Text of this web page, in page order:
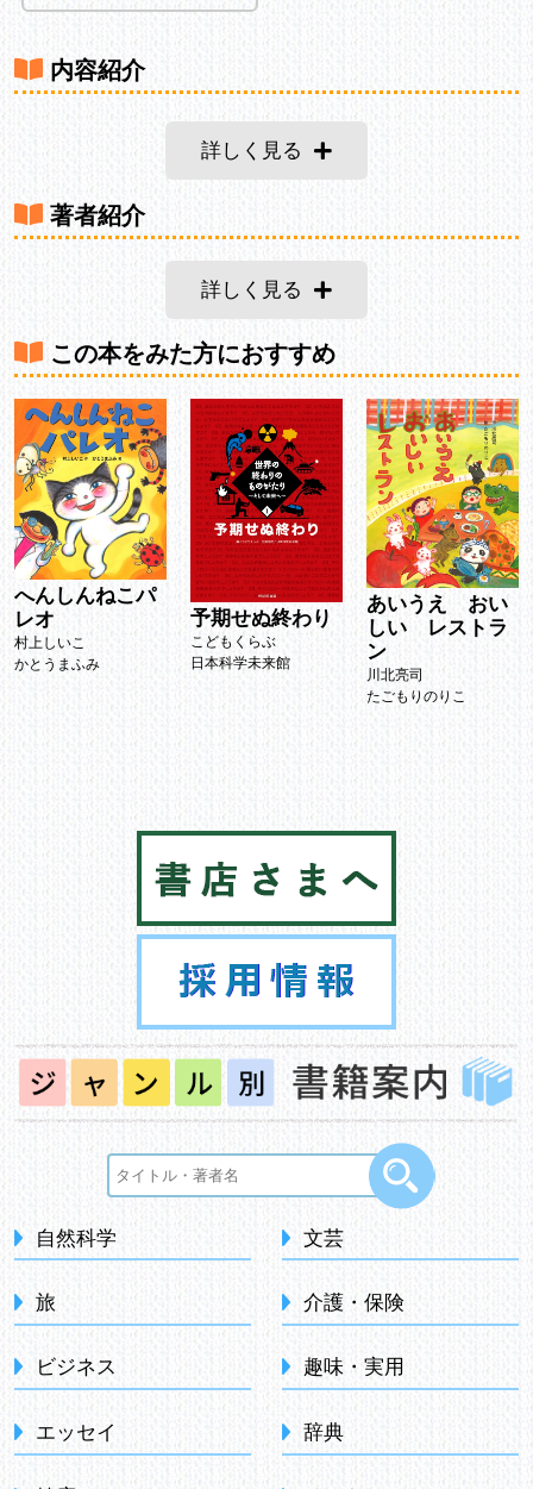
自然科学
旅
ビジネス
エッセイ
文芸
介護・保険
趣味・実用
辞典
内容紹介
詳しく見る
著者紹介
詳しく見る
この本をみた方におすすめ
へんしんねこパ
レオ
村上しいこ
かとうまふみ
予期せぬ終わり
こどもくらぶ
日本科学未来館
あいうえ おい
しい レストラ
ン
川北亮司
たごもりのりこ